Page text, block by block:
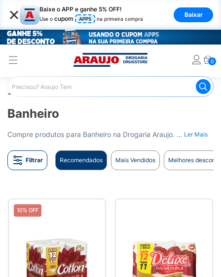
× Baixe o APP e ganhe 5% OFF!
Use o cupom APP5 na primeira compra
Baixar
0
Araujo Mercado Banheiro
Banheiro
Compre produtos para Banheiro na Drogaria Araujo. Tudo para manter o seu espaço limpo e organizado. Entrega para todo o Brasil. Ler Mais
Filtrar Recomendados Mais Vendidos Melhores
10% OFF